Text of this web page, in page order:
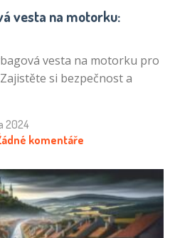
vesta na motorku:
vesta na motorku pro
si bezpečnost a
2024
komentáře